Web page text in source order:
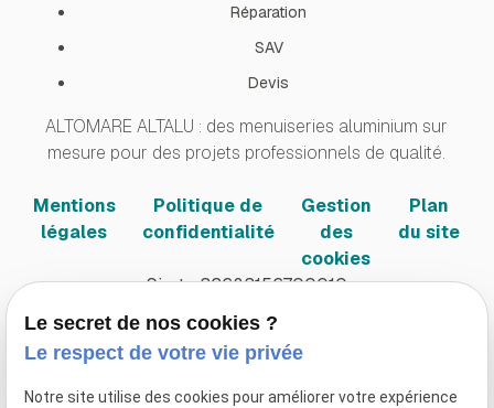
Réparation
SAV
Devis
ALTOMARE ALTALU : des menuiseries aluminium sur
mesure pour des projets professionnels de qualité.
Mentions
légales
Politique de
confidentialité
Gestion
des
cookies
Plan
du site
Siret :32683156700010
Le secret de nos cookies ?
Le respect de votre vie privée
Notre site utilise des cookies pour améliorer votre expérience